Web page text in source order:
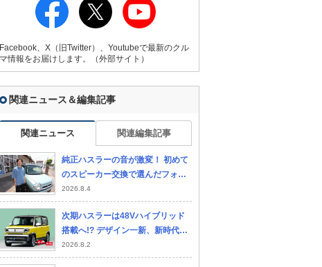
Facebook、X（旧Twitter）、Youtubeで最新のクル
マ情報をお届けします。（外部サイト）
関連ニュース＆編集記事
関連ニュース 関連編集記事
純正ハスラーの音が激変！ 初めて
のスピーカー交換で選んだフォー
カルK2パワー［car audio newco
mer］by リクロス 前編
2026.8.4
次期ハスラーは48Vハイブリッド
搭載へ!? デザイン一新、新時代の
軽クロスオーバーに進化か
2026.8.2